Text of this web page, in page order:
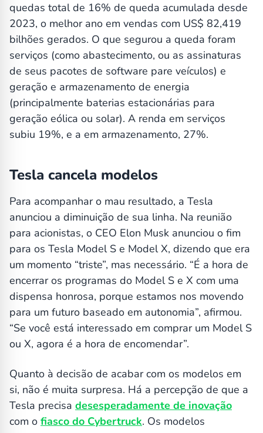
quedas total de 16% de queda acumulada desde
2023, o melhor ano em vendas com US$ 82,419
bilhões gerados. O que segurou a queda foram
serviços (como abastecimento, ou as assinaturas
de seus pacotes de software pare veículos) e
geração e armazenamento de energia
(principalmente baterias estacionárias para
geração eólica ou solar). A renda em serviços
subiu 19%, e a em armazenamento, 27%.
Tesla cancela modelos
Para acompanhar o mau resultado, a Tesla
anunciou a diminuição de sua linha. Na reunião
para acionistas, o CEO Elon Musk anunciou o fim
para os Tesla Model S e Model X, dizendo que era
um momento “triste”, mas necessário. “É a hora de
encerrar os programas do Model S e X com uma
dispensa honrosa, porque estamos nos movendo
para um futuro baseado em autonomia”, afirmou.
“Se você está interessado em comprar um Model S
ou X, agora é a hora de encomendar”.
Quanto à decisão de acabar com os modelos em
si, não é muita surpresa. Há a percepção de que a
Tesla precisa desesperadamente de inovação
com o fiasco do Cybertruck. Os modelos